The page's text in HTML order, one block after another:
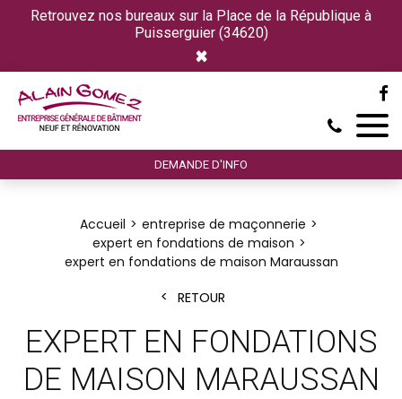
Retrouvez nos bureaux sur la Place de la République à
Puisserguier (34620)
×
DEMANDE D'INFO
Accueil
entreprise de maçonnerie
expert en fondations de maison
expert en fondations de maison Maraussan
RETOUR
EXPERT EN FONDATIONS
DE MAISON MARAUSSAN